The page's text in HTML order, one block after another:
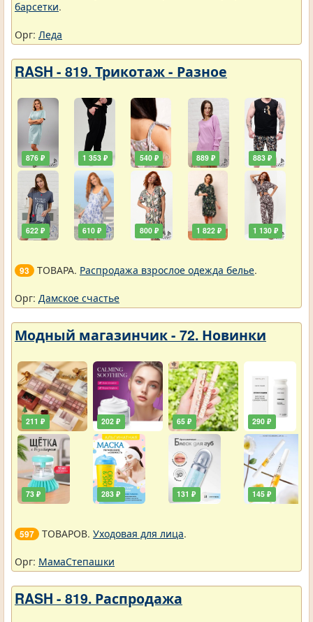
барсетки.
Орг: Леда
RASH - 819. Трикотаж - Разное
876 ₽
622 ₽
1 353 ₽
610 ₽
540 ₽
800 ₽
889 ₽
1 822 ₽
883 ₽
1 130 ₽
93 ТОВАРА. Распродажа взрослое одежда белье.
Орг: Дамское счастье
Модный магазинчик - 72. Новинки
211 ₽
73 ₽
202 ₽
283 ₽
65 ₽
131 ₽
290 ₽
145 ₽
597 ТОВАРОВ. Уходовая для лица.
Орг: МамаСтепашки
RASH - 819. Распродажа